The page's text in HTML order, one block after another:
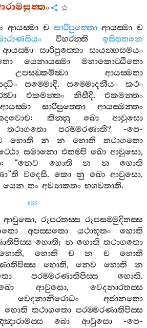
ආයස‍්මා ච සාරිපුත‍්තො ආයස‍්මා ච
විහරන‍්ති
ඉසිපතනෙ
ආයස‍්මා සාරිපුත‍්තො
සායන‍්හසමයං
යෙනායස‍්මා
මහාකොට‍්ඨිතො
උපසඞ‍්කමිත්‍වා
ආයස‍්මතා
සම‍්මොදි.සම‍්මොදනීයං
කථං
එකමන‍්තං නිසීදි. එකමන‍්තං
ආයස‍්මා සාරිපුත‍්තො
ආයස‍්මන‍්තං
: කින‍්නු ඛො
ආවුසො
තථාගතො පරම‍්මරණාති? -පෙ-
හොති න න හොති
තථාගතො
සමානො එතම‍්පි ඛො ආවුසො,
: “නෙව හොති න න
හොති
”ති වදෙසි. කො නු ඛො ආවුසො,
යෙන තං අව්‍යාකතං භගවතාති.
688
ආවුසො,රූපරතස‍්ස රූපසම‍්මුදිතස‍්ස
අපස‍්සතො යථාභූතං
හොති
හොති; න හොති තථාගතො
, හොති ච න ච
හොති
හොති,නෙව හොති
න
පරම‍්මරණාතිපිස‍්ස හොති.
ආවුසො,වෙදනාරතස‍්ස
වෙදනානිරොධං
අජානතො
හොති තථාගතො පරම‍්මරණාතිපිස‍්ස
ඛො ආවුසො-පෙ-